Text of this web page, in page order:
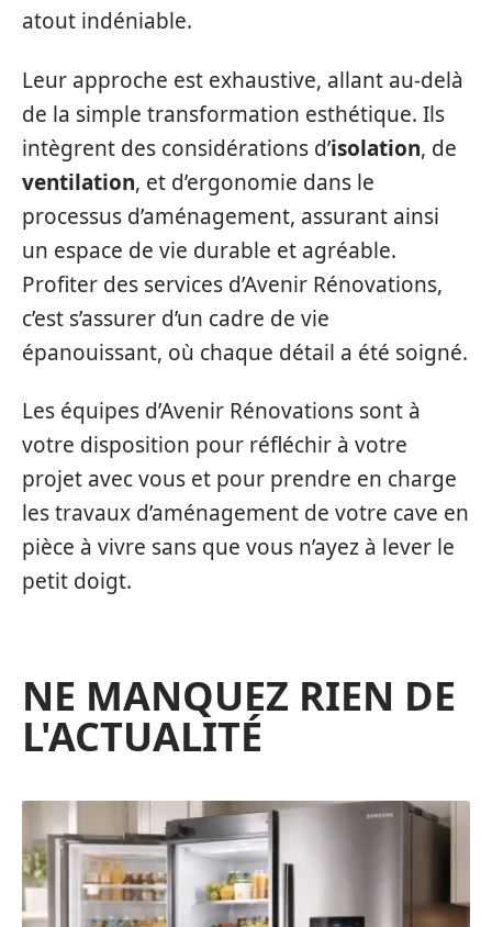
atout indéniable.
Leur approche est exhaustive, allant au-delà
de la simple transformation esthétique. Ils
intègrent des considérations d’isolation, de
ventilation, et d’ergonomie dans le
processus d’aménagement, assurant ainsi
un espace de vie durable et agréable.
Profiter des services d’Avenir Rénovations,
c’est s’assurer d’un cadre de vie
épanouissant, où chaque détail a été soigné.
Les équipes d’Avenir Rénovations sont à
votre disposition pour réfléchir à votre
projet avec vous et pour prendre en charge
les travaux d’aménagement de votre cave en
pièce à vivre sans que vous n’ayez à lever le
petit doigt.
NE MANQUEZ RIEN DE
L'ACTUALITÉ